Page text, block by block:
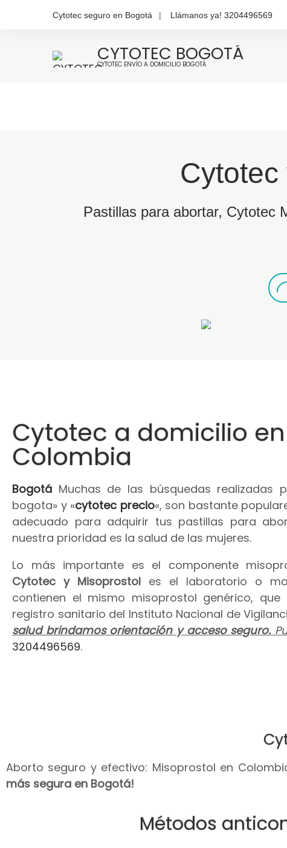
Cytotec seguro en Bogotá Llámanos ya! 3204496569
CYTOTEC BOGOTÁ
CYTOTEC ENVÍO A DOMICILIO BOGOTÁ
Pastillas para abortar, Cytotec
Cytotec a domicilio
Colombia
Bogotá Muchas de las búsquedas realizadas
bogota» y «cytotec precio«, son bastante
adecuado para adquirir tus pastillas para
nuestra prioridad es la salud de las mujeres.
Lo más importante es el componente
Cytotec y Misoprostol es el laboratorio o
contienen el mismo misoprostol genérico,
registro sanitario del Instituto Nacional de
salud brindamos orientación y acceso seguro.
3204496569.
Aborto seguro y efectivo: Misoprostol en
más segura en Bogotá!
Métodos